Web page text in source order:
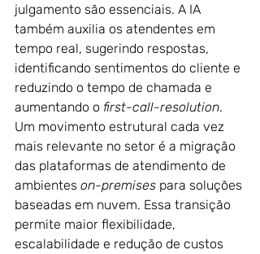
julgamento são essenciais. A IA
também auxilia os atendentes em
tempo real, sugerindo respostas,
identificando sentimentos do cliente e
reduzindo o tempo de chamada e
aumentando o first-call-resolution.
Um movimento estrutural cada vez
mais relevante no setor é a migração
das plataformas de atendimento de
ambientes on-premises para soluções
baseadas em nuvem. Essa transição
permite maior flexibilidade,
escalabilidade e redução de custos